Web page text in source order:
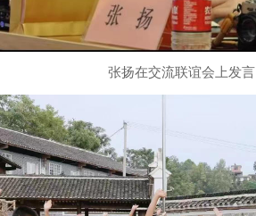
张扬在交流联谊会上发言